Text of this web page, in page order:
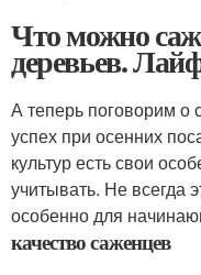
Что можно
деревьев.
А теперь поговорим о
успех при осенних
культур есть свои
учитывать. Не всегда
особенно для
качество саженцев